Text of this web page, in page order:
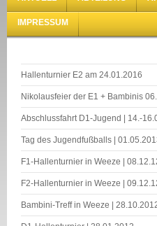
IMPRESSUM
Hallenturnier E2 am 24.01.2016
Nikolausfeier der E1 + Bambinis
Abschlussfahrt D1-Jugend | 14.-
Tag des Jugendfußballs |
F1-Hallenturnier in Weeze |
F2-Hallenturnier in Weeze |
Bambini-Treff in Weeze |